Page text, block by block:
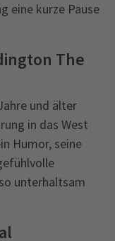
eine kurze Pause
The
und älter
in das West
Humor, seine
unterhaltsam